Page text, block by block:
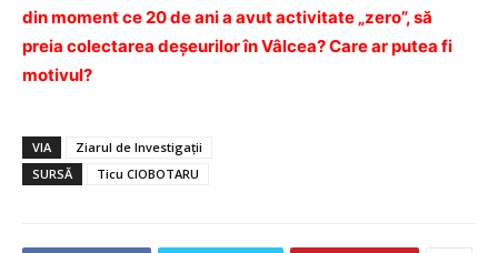
din moment ce 20 de ani a avut activitate „zero”, să
preia colectarea deșeurilor în Vâlcea? Care ar putea fi
motivul?
VIA
Ziarul de Investigații
SURSĂ
Ticu CIOBOTARU